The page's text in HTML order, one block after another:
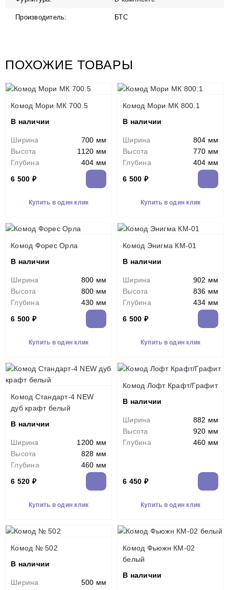
Производитель: БТС
ПОХОЖИЕ ТОВАРЫ
Комод Мори МК 700.5
В наличии
Ширина
700 мм
Высота
1120 мм
Глубина
404 мм
6 500 ₽
Купить в один клик
Комод Мори МК 800.1
В наличии
Ширина
804 мм
Высота
770 мм
Глубина
404 мм
6 500 ₽
Купить в один клик
Комод Форес Орла
В наличии
Ширина
800 мм
Высота
800 мм
Глубина
430 мм
6 500 ₽
Купить в один клик
Комод Энигма КМ-01
В наличии
Ширина
902 мм
Высота
836 мм
Глубина
434 мм
6 500 ₽
Купить в один клик
Комод Стандарт-4 NEW
дуб крафт белый
В наличии
Ширина
1200 мм
Высота
828 мм
Глубина
460 мм
6 520 ₽
Купить в один клик
Комод Лофт Крафт/Графит
В наличии
Ширина
882 мм
Высота
920 мм
Глубина
460 мм
6 450 ₽
Купить в один клик
Комод № 502
В наличии
Ширина
500 мм
Комод Фьюжн КМ-02
белый
В наличии